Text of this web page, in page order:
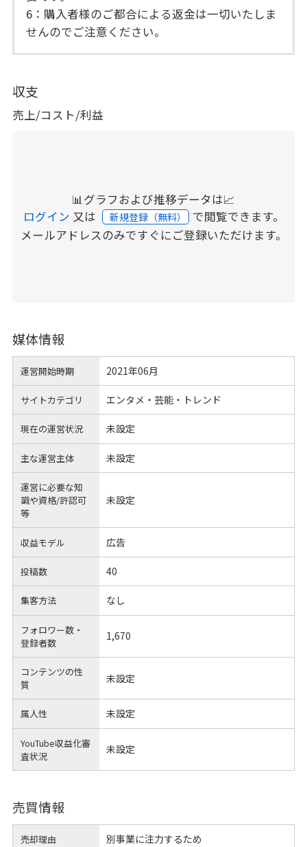
6：購入者様のご都合による返金は一切いたしま
せんのでご注意ください。
収支
売上/コスト/利益
📊グラフおよび推移データは📈
ログイン 又は 新規登録（無料） で閲覧できます。
メールアドレスのみですぐにご登録いただけます。
媒体情報
運営開始時期 2021年06月
サイトカテゴリ エンタメ・芸能・トレンド
現在の運営状況 未設定
主な運営主体 未設定
運営に必要な知
識や資格/許認可
等
未設定
収益モデル 広告
投稿数 40
集客方法 なし
フォロワー数・
登録者数
1,670
コンテンツの性
質
未設定
属人性 未設定
YouTube収益化審
査状況
未設定
売買情報
売却理由 別事業に注力するため